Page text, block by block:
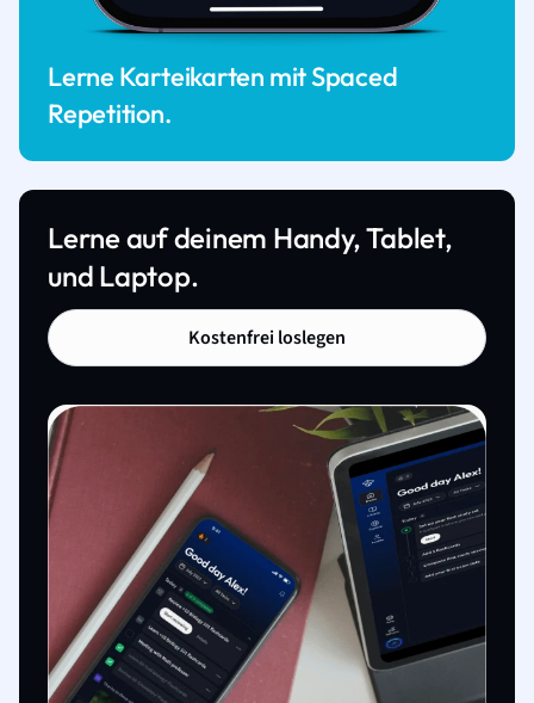
Lerne Karteikarten mit Spaced
Repetition.
Lerne auf deinem Handy, Tablet,
und Laptop.
Kostenfrei loslegen